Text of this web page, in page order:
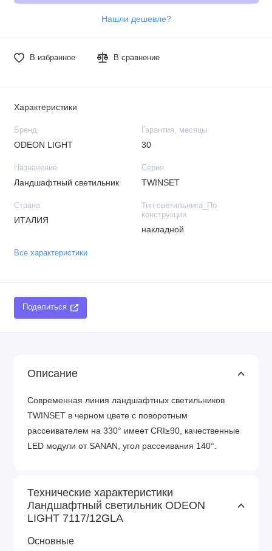
Нашли дешевле?
В избранное В сравнение
Характеристики
Бренд
ODEON LIGHT
Гарантия, месяцы
30
Назначение
Ландшафтный светильник
Серия
TWINSET
Страна
ИТАЛИЯ
Тип светильника_По
конструкции
накладной
Все характеристики
Поделиться
Описание
Современная линия ландшафтных светильников
TWINSET в черном цвете с поворотным
рассеивателем на 330° имеет CRI≥90, качественные
LED модули от SANAN, угол рассеивания 140°.
Технические характеристики
Ландшафтный светильник ODEON
LIGHT 7117/12GLA
Основные